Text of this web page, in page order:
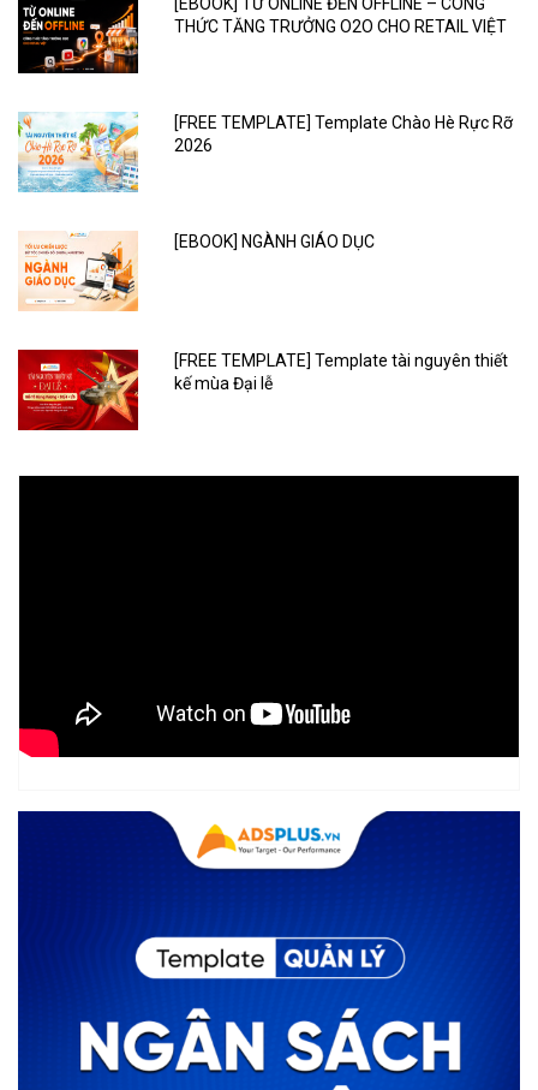
THỨC TĂNG TRƯỞNG O2O CHO RETAIL VIỆT
[FREE TEMPLATE] Template Chào Hè Rực Rỡ
2026
[EBOOK] NGÀNH GIÁO DỤC
[FREE TEMPLATE] Template tài nguyên thiết
kế mùa Đại lễ